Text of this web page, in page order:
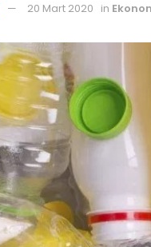
20 Mart 2020 in